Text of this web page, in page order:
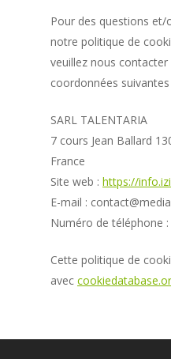
Pour des questions
notre politique de
veuillez nous
coordonnées suivantes
SARL TALENTARIA
7 cours Jean Ballard
France
Site web : https://
E-mail : contact@
Numéro de téléphone
Cette politique de
avec